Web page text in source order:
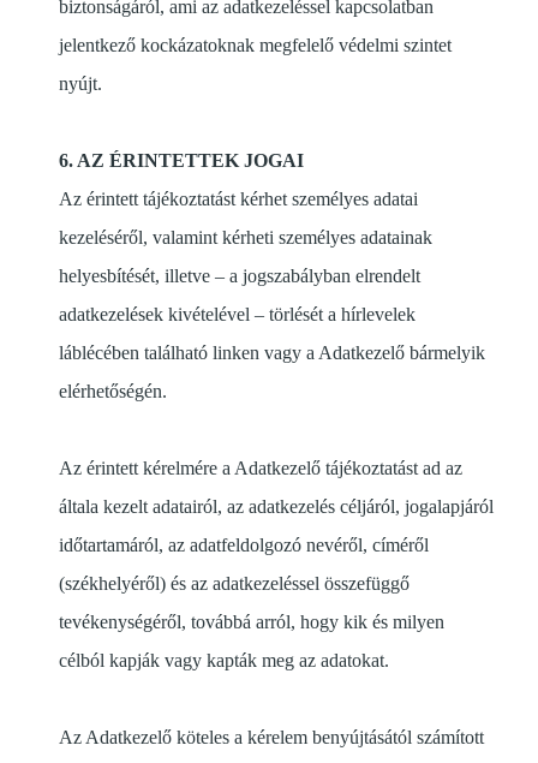
biztonságáról, ami az adatkezeléssel kapcsolatban
jelentkező kockázatoknak megfelelő védelmi szintet
nyújt.
6. AZ ÉRINTETTEK JOGAI
Az érintett tájékoztatást kérhet személyes adatai
kezeléséről, valamint kérheti személyes adatainak
helyesbítését, illetve – a jogszabályban elrendelt
adatkezelések kivételével – törlését a hírlevelek
láblécében található linken vagy a Adatkezelő bármelyik
elérhetőségén.
Az érintett kérelmére a Adatkezelő tájékoztatást ad az
általa kezelt adatairól, az adatkezelés céljáról, jogalapjáról
időtartamáról, az adatfeldolgozó nevéről, címéről
(székhelyéről) és az adatkezeléssel összefüggő
tevékenységéről, továbbá arról, hogy kik és milyen
célból kapják vagy kapták meg az adatokat.
Az Adatkezelő köteles a kérelem benyújtásától számított